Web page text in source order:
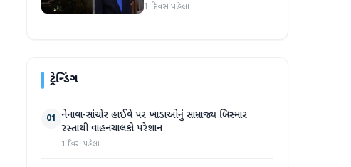
1 દિવસ પહેલા
ટ્રેન્ડિંગ
01 નેનાવા-સાંચોર હાઈવે પર ખાડાઓનું સામ્રાજ્ય બિસ્માર
રસ્તાથી વાહનચાલકો પરેશાન
1 દિવસ પહેલા